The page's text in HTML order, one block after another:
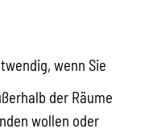
wenn Sie
der Räume
wollen oder